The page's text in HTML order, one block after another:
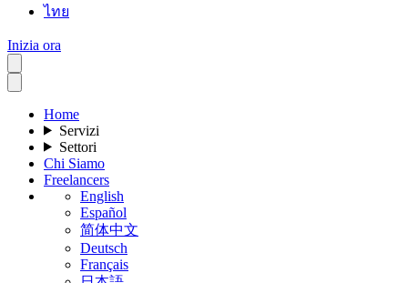
ไทย
Inizia ora
Home
Servizi
Settori
Chi Siamo
Freelancers
English
Español
简体中文
Deutsch
Français